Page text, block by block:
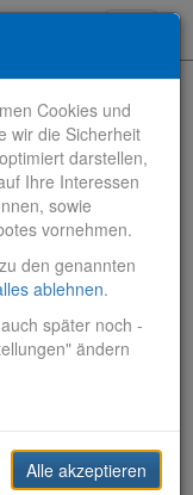
Cookies und
wir die Sicherheit
darstellen,
Ihre Interessen
sowie
vornehmen.
den genannten
ablehnen.
später noch -
ändern
Alle akzeptieren